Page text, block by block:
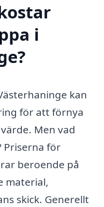
i
kan
för att förnya
Men vad
Priserna för
beroende på
material,
skick. Generellt